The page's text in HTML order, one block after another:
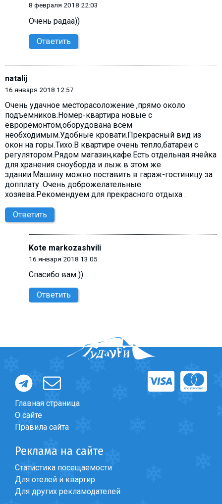
8 февраля 2018 22:03
Очень радаа))
Ответить
natalij
16 января 2018 12:57
Очень удачное месторасоложение ,прямо около
подъемников.Номер-квартира новые с
евроремонтом,оборудована всем
необходимым.Удобные кровати.Прекрасный вид из
окон на горы.Тихо.В квартире очень тепло,батареи с
регулятором.Рядом магазин,кафе.Есть отдельная ячейка
для хранения сноуборда и лыж в этом же
здании.Машину можно поставить в гараж-гостиницу за
допплату .Очень доброжелательные
хозяева.Рекомендуем для прекрасного отдыха .
Ответить
Kote markozashvili
16 января 2018 13:05
Спасибо вам ))
Ответить
Главная страница
О сайте
Правила сайта
Реклама на сайте
Статистика посещаемости
Для отелей и квартир
Для других рекламодателей